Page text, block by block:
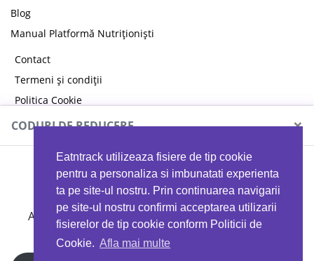
Eatntrack utilizeaza fisiere de tip cookie
pentru a personaliza si imbunatati experienta
ta pe site-ul nostru. Prin continuarea navigarii
pe site-ul nostru confirmi acceptarea utilizarii
fisierelor de tip cookie conform Politicii de
Cookie. Afla mai multe
Blog
Manual Platformă Nutriționiști
Contact
Termeni și condiții
Politica Cookie
Politica de confidențialitate
CODURI DE REDUCERE ×
MYPROTEIN
Ai 40%reducere la orice comandă folosind codul
EATTRACK